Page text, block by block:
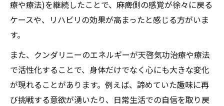
療や療法)を継続したことで、麻痺側の感覚が徐々に戻る
ケースや、リハビリの効果が高まったと感じる方がいま
す。
また、クンダリニーのエネルギーが天啓気功治療や療法
で活性化することで、身体だけでなく心にも大きな変化
が現れることがあります。例えば、諦めていた趣味に再
び挑戦する意欲が湧いたり、日常生活での自信を取り戻